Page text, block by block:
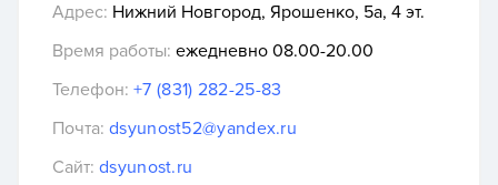
Адрес: Нижний Новгород, Ярошенко, 5а, 4 эт.
Время работы: ежедневно 08.00-20.00
Телефон: +7 (831) 282-25-83
Почта: dsyunost52@yandex.ru
Сайт: dsyunost.ru